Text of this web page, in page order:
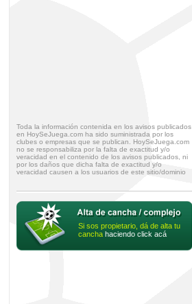
Toda la información contenida en los avisos publicados
en HoySeJuega.com ha sido suministrada por los
clubes o empresas que se publican. HoySeJuega.com
no se responsabiliza por la falta de exactitud y/o
veracidad en el contenido de los avisos publicados, ni
por los daños que dicha falta de exactitud y/o
veracidad causen a los usuarios de este sitio/dominio
Si sos propietario, dá de alta tu
cancha haciendo click acá